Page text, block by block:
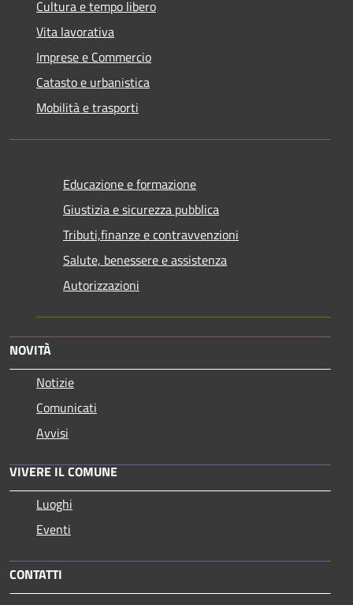
Cultura e tempo libero
Vita lavorativa
Imprese e Commercio
Catasto e urbanistica
Mobilità e trasporti
Educazione e formazione
Giustizia e sicurezza pubblica
Tributi,finanze e contravvenzioni
Salute, benessere e assistenza
Autorizzazioni
NOVITÀ
Notizie
Comunicati
Avvisi
VIVERE IL COMUNE
Luoghi
Eventi
CONTATTI